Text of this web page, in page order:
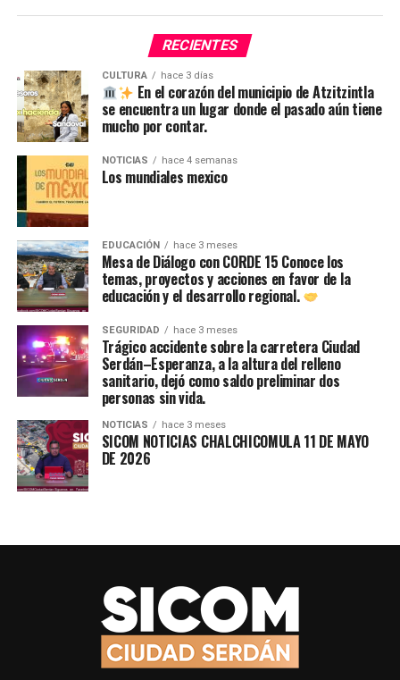
Una noche para vivir la música sinfónica en Puebla
NO TE PIERDAS
Conalep Puebla brinda certeza educativa con
capacitación docente
RECIENTES
CULTURA hace 3 días
En el corazón del municipio de Atzitzintla
se encuentra un lugar donde el pasado aún tiene
mucho por contar.
NOTICIAS hace 4 semanas
Los mundiales mexico
EDUCACIÓN hace 3 meses
Mesa de Diálogo con CORDE 15 Conoce los
temas, proyectos y acciones en favor de la
educación y el desarrollo regional.
SEGURIDAD hace 3 meses
Trágico accidente sobre la carretera Ciudad
Serdán–Esperanza, a la altura del relleno
sanitario, dejó como saldo preliminar dos
personas sin vida.
NOTICIAS hace 3 meses
SICOM NOTICIAS CHALCHICOMULA 11 DE MAYO
DE 2026